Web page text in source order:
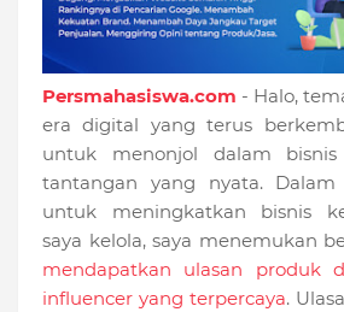
Persmahasiswa.com - Halo,
era digital yang terus
untuk menonjol dalam
tantangan yang nyata. Dalam
untuk meningkatkan bisnis
saya kelola, saya menemukan
mendapatkan ulasan produk
influencer yang terpercaya.